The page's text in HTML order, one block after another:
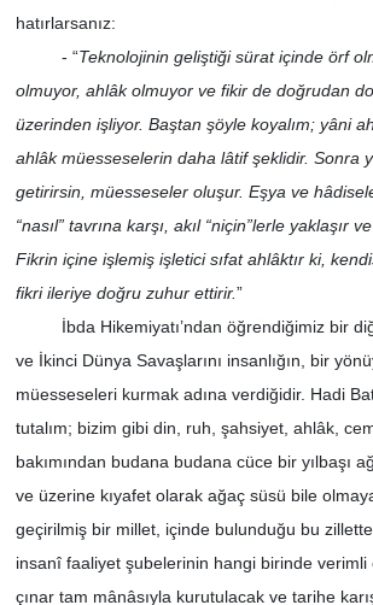
hatırlarsanız:
- “Teknolojinin geliştiği sürat içinde örf
olmuyor, ahlâk olmuyor ve fikir de doğrudan
üzerinden işliyor. Baştan şöyle koyalım; yâni
ahlâk müesseselerin daha lâtif şeklidir. Sonra
getirirsin, müesseseler oluşur. Eşya ve
“nasıl” tavrına karşı, akıl “niçin”lerle yaklaşır
Fikrin içine işlemiş işletici sıfat ahlâktır ki,
fikri ileriye doğru zuhur ettirir.”
İbda Hikemiyatı’ndan öğrendiğimiz bir
ve İkinci Dünya Savaşlarını insanlığın, bir
müesseseleri kurmak adına verdiğidir. Hadi
tutalım; bizim gibi din, ruh, şahsiyet, ahlâk,
bakımından budana budana cüce bir yılbaşı
ve üzerine kıyafet olarak ağaç süsü bile
geçirilmiş bir millet, içinde bulunduğu bu
insanî faaliyet şubelerinin hangi birinde verimli
çınar tam mânâsıyla kurutulacak ve tarihe